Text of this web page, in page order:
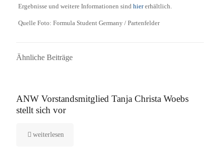
Ergebnisse und weitere Informationen sind hiererhältlich.
Quelle Foto: Formula Student Germany / Partenfelder
Ähnliche Beiträge
ANW Vorstandsmitglied Tanja Christa Woebs
stellt sich vor
weiterlesen